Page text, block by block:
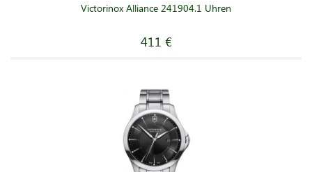
Victorinox Alliance 241904.1 Uhren
411 €